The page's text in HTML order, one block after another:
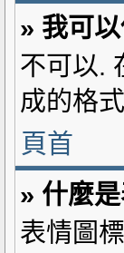
» 我可
不可以.
成的格
頁首
» 什麼
表情圖